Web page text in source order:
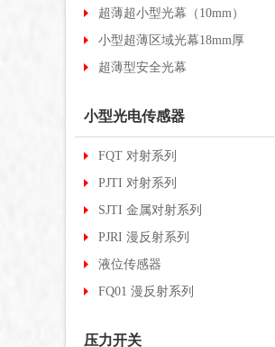
超薄超小型光幕（10mm）
小型超薄区域光幕18mm厚
超薄型安全光幕
小型光电传感器
FQT 对射系列
PJTI 对射系列
SJTI 金属对射系列
PJRI 漫反射系列
液位传感器
FQ01 漫反射系列
压力开关